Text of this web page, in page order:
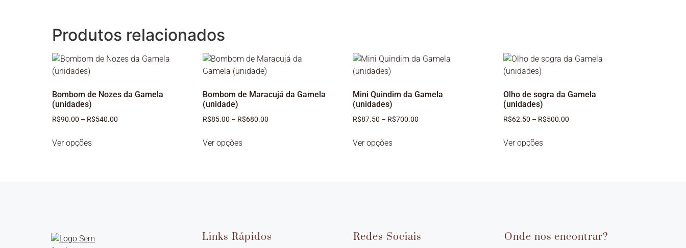
Produtos relacionados
Bombom de Nozes da Gamela
(unidades)
R$90.00 – R$540.00
Ver opções
Bombom de Maracujá da Gamela
(unidade)
R$85.00 – R$680.00
Ver opções
Mini Quindim da Gamela
(unidades)
R$87.50 – R$700.00
Ver opções
Olho de sogra da Gamela
(unidades)
R$62.50 – R$500.00
Ver opções
Links Rápidos Redes Sociais Onde nos encontrar?